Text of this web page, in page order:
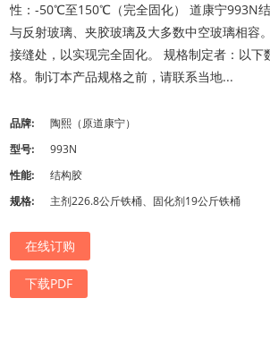
性：-50℃至150℃（完全固化） 道康宁993N
与反射玻璃、夹胶玻璃及大多数中空玻璃相容
接缝处，以实现完全固化。 规格制定者：以下
格。制订本产品规格之前，请联系当地...
品牌:
陶熙（原道康宁）
型号:
993N
性能:
结构胶
规格:
主剂226.8公斤铁桶、固化剂19公斤铁桶
在线订购
下载PDF